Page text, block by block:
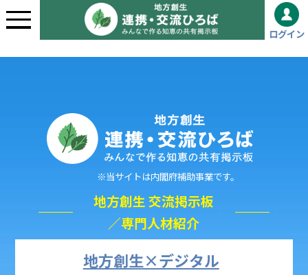
ログイン
地域活性化やまちづくりの知識共有掲示板｜地方創生「連携・交流
ひろば」
※当サイトは内閣府補助事業です。
地方創生 交流掲示板
／専門人材紹介
地方創生×デジタル